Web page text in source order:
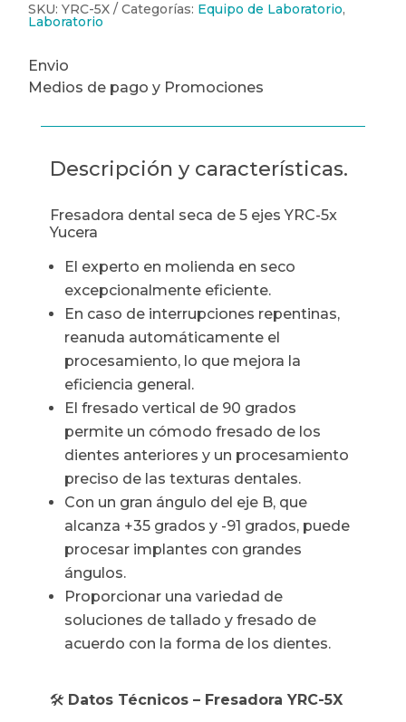
SKU:YRC-5X Categorías: Equipo de Laboratorio,
Laboratorio
Envio
Medios de pago y Promociones
Descripción y características.
Fresadora dental seca de 5 ejes YRC-5x
Yucera
El experto en molienda en seco
excepcionalmente eficiente.
En caso de interrupciones repentinas,
reanuda automáticamente el
procesamiento, lo que mejora la
eficiencia general.
El fresado vertical de 90 grados
permite un cómodo fresado de los
dientes anteriores y un procesamiento
preciso de las texturas dentales.
Con un gran ángulo del eje B, que
alcanza +35 grados y -91 grados, puede
procesar implantes con grandes
ángulos.
Proporcionar una variedad de
soluciones de tallado y fresado de
acuerdo con la forma de los dientes.
🛠 Datos Técnicos – Fresadora YRC-5X